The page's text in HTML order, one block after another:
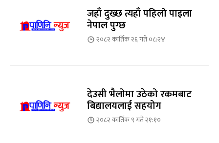
जहाँ दुख्छ त्यहाँ पहिलो पाइला
नेपाल पुग्छ
२०८२ कार्तिक २६ गते ०८:२४
देउसी भैलोमा उठेको रकमबाट
बिद्यालयलाई सहयोग
२०८२ कार्तिक ९ गते २१:१०